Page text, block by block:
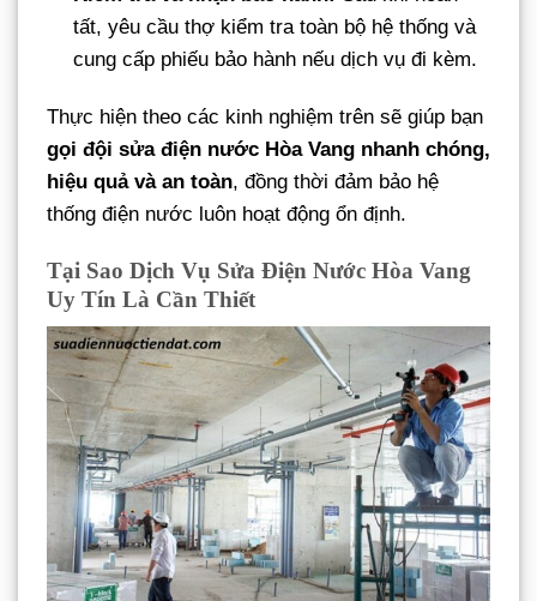
tất, yêu cầu thợ kiểm tra toàn bộ hệ thống và
cung cấp phiếu bảo hành nếu dịch vụ đi kèm.
Thực hiện theo các kinh nghiệm trên sẽ giúp bạn
gọi đội sửa điện nước Hòa Vang nhanh chóng,
hiệu quả và an toàn, đồng thời đảm bảo hệ
thống điện nước luôn hoạt động ổn định.
Tại Sao Dịch Vụ Sửa Điện Nước Hòa Vang
Uy Tín Là Cần Thiết